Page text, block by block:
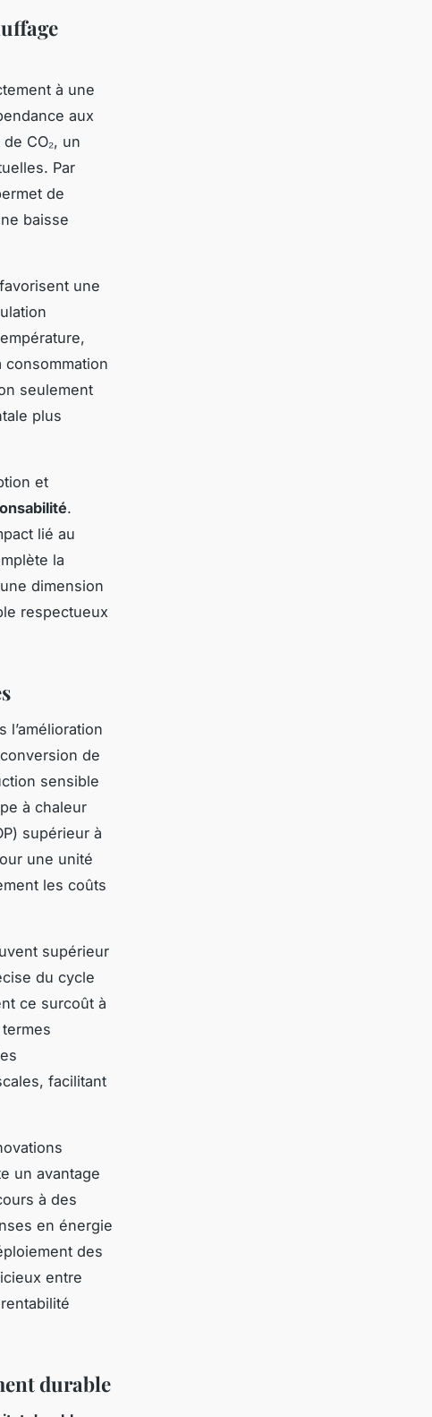
à une
aux
CO₂, un
Par
de
baisse
une
seulement
plus
et
.
lié au
la
dimension
respectueux
l’amélioration
de
sensible
à chaleur
supérieur à
une unité
les coûts
supérieur
du cycle
ce surcoût à
facilitant
un avantage
à des
en énergie
des
entre
durable